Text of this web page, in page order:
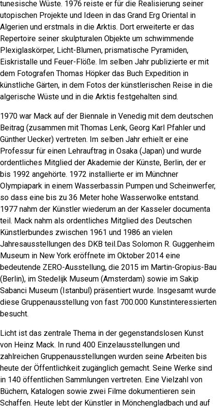
tunesische Wüste. 1976 reiste er für die Realisierung seiner
utopischen Projekte und Ideen in das Grand Erg Oriental in
Algerien und erstmals in die Arktis. Dort erweiterte er das
Repertoire seiner skulpturalen Objekte um schwimmende
Plexiglaskörper, Licht-Blumen, prismatische Pyramiden,
Eiskristalle und Feuer-Flöße. Im selben Jahr publizierte er mit
dem Fotografen Thomas Höpker das Buch Expedition in
künstliche Gärten, in dem Fotos der künstlerischen Reise in die
algerische Wüste und in die Arktis festgehalten sind.
1970 war Mack auf der Biennale in Venedig mit dem deutschen
Beitrag (zusammen mit Thomas Lenk, Georg Karl Pfahler und
Günther Uecker) vertreten. Im selben Jahr erhielt er eine
Professur für einen Lehrauftrag in Osaka (Japan) und wurde
ordentliches Mitglied der Akademie der Künste, Berlin, der er
bis 1992 angehörte. 1972 installierte er im Münchner
Olympiapark in einem Wasserbassin Pumpen und Scheinwerfer,
so dass eine bis zu 36 Meter hohe Wasserwolke entstand.
1977 nahm der Künstler wiederum an der Kasseler documenta
teil. Mack nahm als ordentliches Mitglied des Deutschen
Künstlerbundes zwischen 1961 und 1986 an vielen
Jahresausstellungen des DKB teil.Das Solomon R. Guggenheim
Museum in New York eröffnete im Oktober 2014 eine
bedeutende ZERO-Ausstellung, die 2015 im Martin-Gropius-Bau
(Berlin), im Stedelijk Museum (Amsterdam) sowie im Sakip
Sabanci Museum (Istanbul) präsentiert wurde. Insgesamt wurde
diese Gruppenausstellung von fast 700.000 Kunstinteressierten
besucht.
Licht ist das zentrale Thema in der gegenstandslosen Kunst
von Heinz Mack. In rund 400 Einzelausstellungen und
zahlreichen Gruppenausstellungen wurden seine Arbeiten bis
heute der Öffentlichkeit zugänglich gemacht. Seine Werke sind
in 140 öffentlichen Sammlungen vertreten. Eine Vielzahl von
Büchern, Katalogen sowie zwei Filme dokumentieren sein
Schaffen. Heute lebt der Künstler in Mönchengladbach und auf